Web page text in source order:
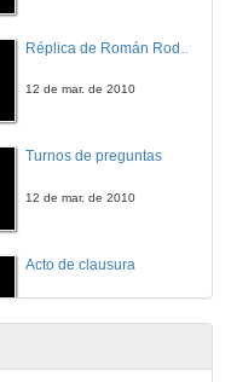
12 de mar. de 2010
Turnos de preguntas
12 de mar. de 2010
Acto de clausura
Intervención de Iago Varela